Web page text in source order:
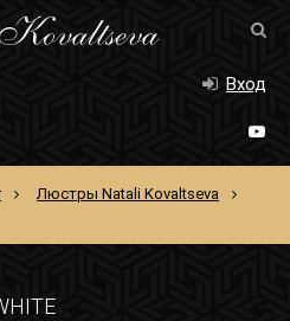
Вход
Люстры Natali Kovaltseva